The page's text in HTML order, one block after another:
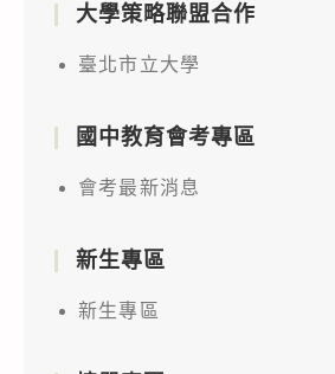
大學策略聯盟合作
臺北市立大學
國中教育會考專區
會考最新消息
新生專區
新生專區